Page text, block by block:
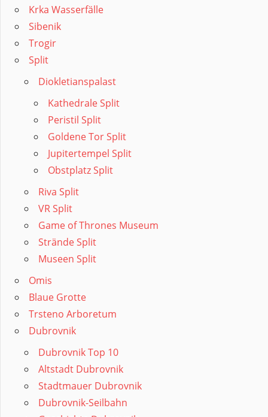
Krka Wasserfälle
Sibenik
Trogir
Split
Diokletianspalast
Kathedrale Split
Peristil Split
Goldene Tor Split
Jupitertempel Split
Obstplatz Split
Riva Split
VR Split
Game of Thrones Museum
Strände Split
Museen Split
Omis
Blaue Grotte
Trsteno Arboretum
Dubrovnik
Dubrovnik Top 10
Altstadt Dubrovnik
Stadtmauer Dubrovnik
Dubrovnik-Seilbahn